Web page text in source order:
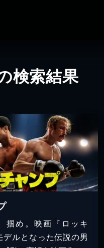
検索結果
掴め。映画『ロッキ
デルとなった伝説の男